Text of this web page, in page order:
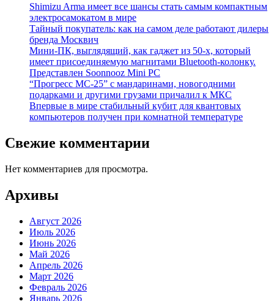
Shimizu Arma имеет все шансы стать самым компактным
электросамокатом в мире
Тайный покупатель: как на самом деле работают дилеры
бренда Москвич
Мини-ПК, выглядящий, как гаджет из 50-х, который
имеет присоединяемую магнитами Bluetooth-колонку.
Представлен Soonnooz Mini PC
“Прогресс МС-25” с мандаринами, новогодними
подарками и другими грузами причалил к МКС
Впервые в мире стабильный кубит для квантовых
компьютеров получен при комнатной температуре
Свежие комментарии
Нет комментариев для просмотра.
Архивы
Август 2026
Июль 2026
Июнь 2026
Май 2026
Апрель 2026
Март 2026
Февраль 2026
Январь 2026